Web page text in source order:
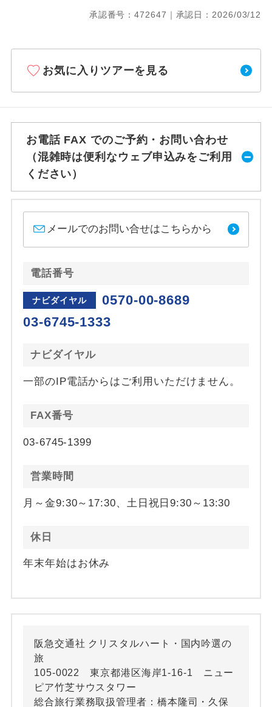
承認番号：472647｜承認日：2026/03/12
お気に入りツアーを見る
お電話 FAX でのご予約・お問い合わせ
（混雑時は便利なウェブ申込みをご利用
ください）
メールでのお問い合せはこちらから
電話番号
ナビダイヤル
0570-00-8689
03-6745-1333
ナビダイヤル
一部のIP電話からはご利用いただけません。
FAX番号
03-6745-1399
営業時間
月～金9:30～17:30、土日祝日9:30～13:30
休日
年末年始はお休み
阪急交通社 クリスタルハート・国内吟選の
旅
105-0022 東京都港区海岸1-16-1 ニュー
ピア竹芝サウスタワー
総合旅行業務取扱管理者：橋本隆司・久保